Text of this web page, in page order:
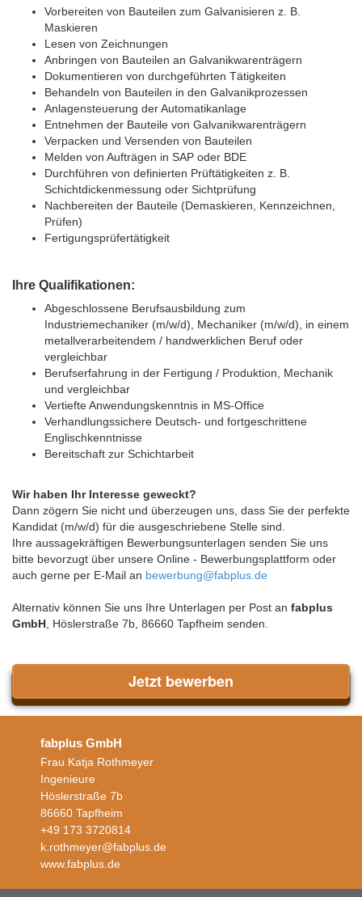
Vorbereiten von Bauteilen zum Galvanisieren z. B.
Maskieren
Lesen von Zeichnungen
Anbringen von Bauteilen an Galvanikwarenträgern
Dokumentieren von durchgeführten Tätigkeiten
Behandeln von Bauteilen in den Galvanikprozessen
Anlagensteuerung der Automatikanlage
Entnehmen der Bauteile von Galvanikwarenträgern
Verpacken und Versenden von Bauteilen
Melden von Aufträgen in SAP oder BDE
Durchführen von definierten Prüftätigkeiten z. B.
Schichtdickenmessung oder Sichtprüfung
Nachbereiten der Bauteile (Demaskieren, Kennzeichnen,
Prüfen)
Fertigungsprüfertätigkeit
Ihre Qualifikationen:
Abgeschlossene Berufsausbildung zum
Industriemechaniker (m/w/d), Mechaniker (m/w/d), in einem
metallverarbeitendem / handwerklichen Beruf oder
vergleichbar
Berufserfahrung in der Fertigung / Produktion, Mechanik
und vergleichbar
Vertiefte Anwendungskenntnis in MS-Office
Verhandlungssichere Deutsch- und fortgeschrittene
Englischkenntnisse
Bereitschaft zur Schichtarbeit
Wir haben Ihr Interesse geweckt?
Dann zögern Sie nicht und überzeugen uns, dass Sie der perfekte
Kandidat (m/w/d) für die ausgeschriebene Stelle sind.
Ihre aussagekräftigen Bewerbungsunterlagen senden Sie uns
bitte bevorzugt über unsere Online - Bewerbungsplattform oder
auch gerne per E-Mail an bewerbung@fabplus.de
Alternativ können Sie uns Ihre Unterlagen per Post an fabplus
GmbH, Höslerstraße 7b, 86660 Tapfheim senden.
Jetzt bewerben
fabplus GmbH
Frau Katja Rothmeyer
Ingenieure
Höslerstraße 7b
86660 Tapfheim
+49 173 3720814
k.rothmeyer@fabplus.de
www.fabplus.de